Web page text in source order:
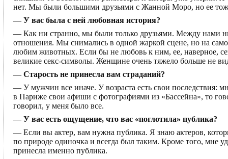
нет. Мы были большими друзьями с Жанной Моро, но ее
— У вас была с ней любовная история?
— Как ни странно, мы были только друзьями. Между нами
отношения. Мы снимались в одной жаркой сцене, но на
любим животных. Если бы не любовь к ним, ее, наверное,
великие секс-символы. Женщине очень тяжело больше не
— Старость не принесла вам страданий?
— У мужчин все иначе. У возраста есть свои последствия:
в Париже свои афиши с фотографиями из «Бассейна», то
говорил, у меня было все.
— У вас есть ощущение, что вас «поглотила» публика?
— Если вы актер, вам нужна публика. Я знаю актеров,
по природе одиночка и всегда был таким. Кроме того, мне
принесла именно публика.